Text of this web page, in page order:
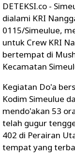
DETEKSI.co -
dialami KRI
0115/Simeulue,
untuk Crew KRI
bertempat di
Kecamatan
Kegiatan Do'a
Kodim Simeulue
mendo'akan 53
telah gugur
402 di Perairan
tempat yang